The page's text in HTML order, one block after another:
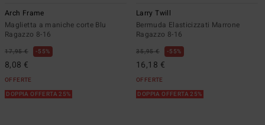
Arch Frame
Maglietta a maniche corte Blu
Ragazzo 8-16
17,95 € 55%
8,08 €
OFFERTE
DOPPIA OFFERTA 25%
Larry Twill
Bermuda Elasticizzati Marrone
Ragazzo 8-16
35,95 € 55%
16,18 €
OFFERTE
DOPPIA OFFERTA 25%